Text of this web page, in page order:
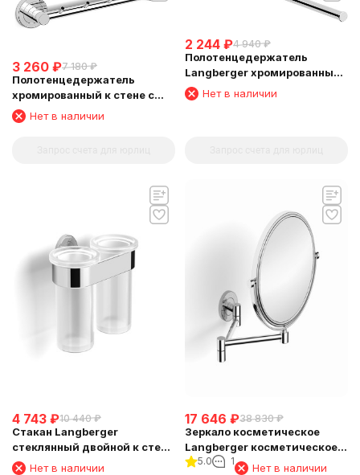
3 260 ₽7 180 ₽
Полотенцедержатель
хромированный к стене с
четырьмя крючками
Langberger 11034A
Нет в наличии
2 244 ₽4 940 ₽
Полотенцедержатель
Langberger хромированный
к стене телескопический
33-53 см 11009A
Нет в наличии
4 743 ₽10 440 ₽
Стакан Langberger
стеклянный двойной к стене
круглый 11019A
Нет в наличии
17 646 ₽38 830 ₽
Зеркало косметическое
Langberger косметическое
поворотное к стене 70485
5.0 1
Нет в наличии